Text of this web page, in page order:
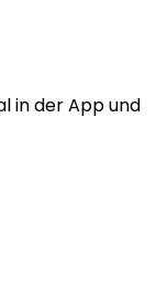
in der App und